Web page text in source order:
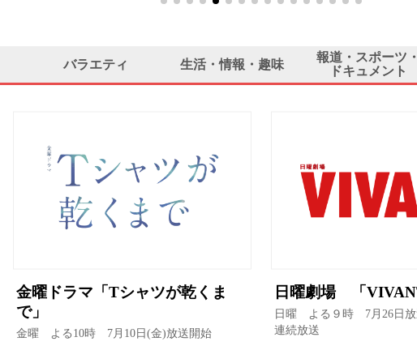
バラエティ 生活・情報・趣味
報道・スポーツ・
ドキュメント
金曜ドラマ「Tシャツが乾くま
で」
金曜 よる10時 7月10日(金)放送開始
日曜劇場 「
日曜 よる９時 7月26日
連続放送